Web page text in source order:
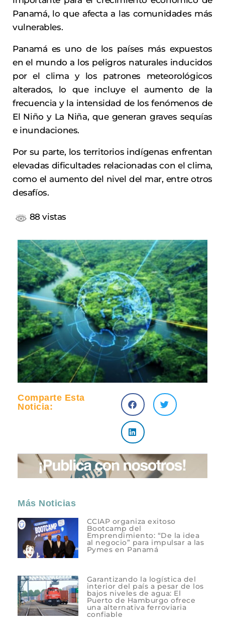
Panamá, lo que afecta a las comunidades más
vulnerables.
Panamá es uno de los países más expuestos
en el mundo a los peligros naturales inducidos
por el clima y los patrones meteorológicos
alterados, lo que incluye el aumento de la
frecuencia y la intensidad de los fenómenos de
El Niño y La Niña, que generan graves sequías
e inundaciones.
Por su parte, los territorios indígenas enfrentan
elevadas dificultades relacionadas con el clima,
como el aumento del nivel del mar, entre otros
desafíos.
88 vistas
Comparte Esta
Noticia:
Más Noticias
CCIAP organiza exitoso
Bootcamp del
Emprendimiento: “De la idea
al negocio” para impulsar a las
Pymes en Panamá
Garantizando la logística del
interior del país a pesar de los
bajos niveles de agua: El
Puerto de Hamburgo ofrece
una alternativa ferroviaria
confiable